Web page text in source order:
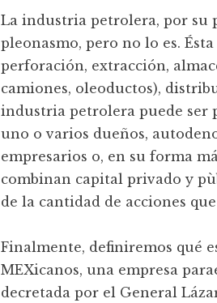
La industria petrolera, por su
pleonasmo, pero no lo es.
perforación, extracción,
camiones, oleoductos),
industria petrolera puede ser
uno o varios dueños,
empresarios o, en su forma
combinan capital privado y
de la cantidad de acciones
Finalmente, definiremos qué
MEXicanos, una empresa
decretada por el General